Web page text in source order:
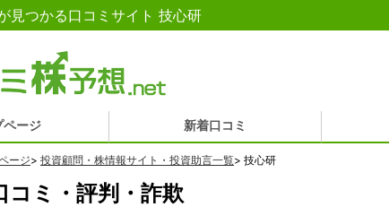
見つかる口コミサイト 技心研
ページ 新着口コミ
ージ> 投資顧問・株情報サイト・投資助言一覧> 技心研
コミ・評判・詐欺